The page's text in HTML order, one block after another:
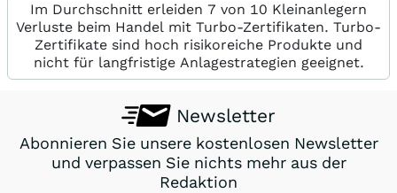
Im Durchschnitt erleiden 7 von 10 Kleinanlegern
Verluste beim Handel mit Turbo-Zertifikaten. Turbo-
Zertifikate sind hoch risikoreiche Produkte und
nicht für langfristige Anlagestrategien geeignet.
Newsletter
Abonnieren Sie unsere kostenlosen Newsletter
und verpassen Sie nichts mehr aus der
Redaktion